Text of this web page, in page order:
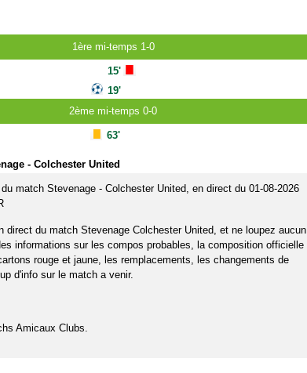
1ère mi-temps 1-0
15'
19'
2ème mi-temps 0-0
63'
- Colchester United
match Stevenage - Colchester United, en direct du 01-08-2026
direct du match Stevenage Colchester United, et ne loupez aucun
informations sur les compos probables, la composition officielle
rouge et jaune, les remplacements, les changements de
d'info sur le match a venir.
Amicaux Clubs.